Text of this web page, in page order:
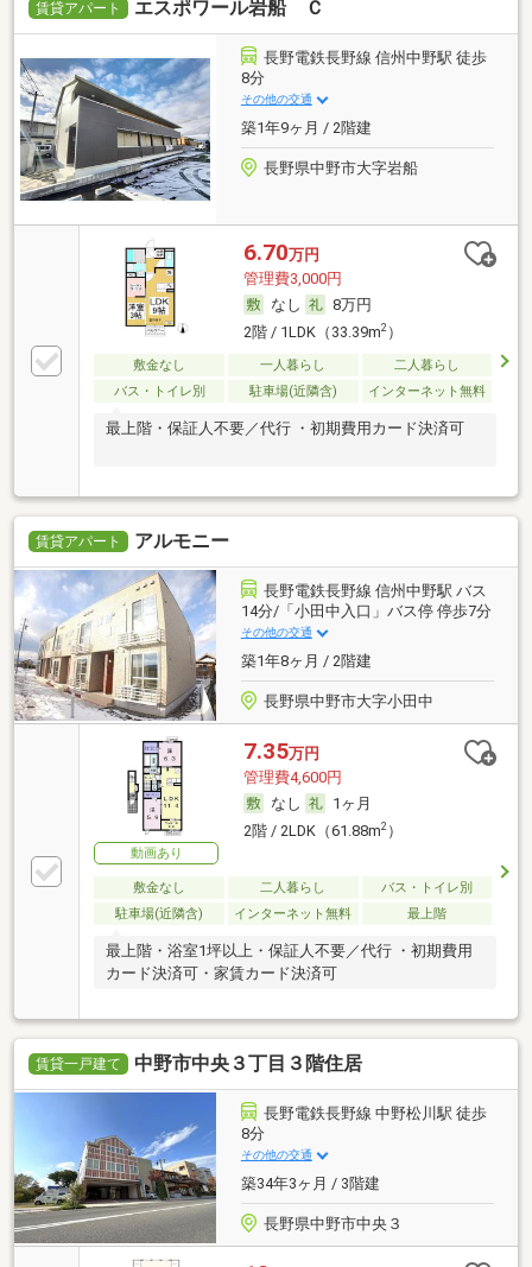
賃貸アパート エスポワール岩船 Ｃ
長野電鉄長野線 信州中野駅 徒歩
8分
その他の交通
築1年9ヶ月 / 2階建
長野県中野市大字岩船
6.70万円
管理費3,000円
なし
8万円
2階 / 1LDK（33.39m2）
敷金なし 一人暮らし
二人暮らし
バス・トイレ別
駐車場(近隣含) インターネット無料
最上階・保証人不要／代行 ・初期費用カード決済可
賃貸アパート アルモニー
長野電鉄長野線 信州中野駅 バス
14分/「小田中入口」バス停 停歩7分
その他の交通
築1年8ヶ月 / 2階建
長野県中野市大字小田中
動画あり
7.35万円
管理費4,600円
なし
1ヶ月
2階 / 2LDK（61.88m2）
敷金なし 二人暮らし
バス・トイレ別
駐車場(近隣含)
インターネット無料 最上階
最上階・浴室1坪以上・保証人不要／代行 ・初期費用
カード決済可・家賃カード決済可
賃貸一戸建て 中野市中央３丁目３階住居
長野電鉄長野線 中野松川駅 徒歩
8分
その他の交通
築34年3ヶ月 / 3階建
長野県中野市中央３